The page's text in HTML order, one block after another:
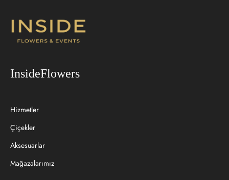
InsideFlowers
Hizmetler
Çiçekler
Aksesuarlar
Mağazalarımız